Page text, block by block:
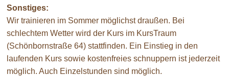
Sonstiges:
Wir trainieren im Sommer möglichst draußen. Bei
schlechtem Wetter wird der Kurs im KursTraum
(Schönbornstraße 64) stattfinden. Ein Einstieg in den
laufenden Kurs sowie kostenfreies schnuppern ist jederzeit
möglich. Auch Einzelstunden sind möglich.